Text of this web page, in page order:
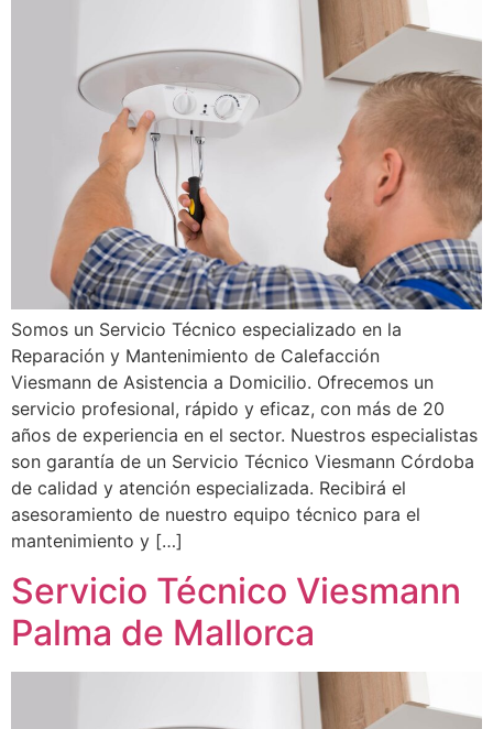
Somos un Servicio Técnico especializado en la
Reparación y Mantenimiento de Calefacción
Viesmann de Asistencia a Domicilio. Ofrecemos un
servicio profesional, rápido y eficaz, con más de 20
años de experiencia en el sector. Nuestros especialistas
son garantía de un Servicio Técnico Viesmann Córdoba
de calidad y atención especializada. Recibirá el
asesoramiento de nuestro equipo técnico para el
mantenimiento y […]
Servicio Técnico Viesmann
Palma de Mallorca